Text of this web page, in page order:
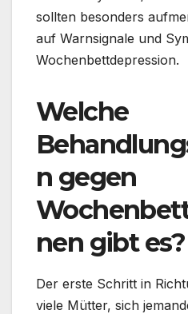
sollten besonders
auf Warnsignale und
Wochenbettdepression.
Welche
n gegen
nen gibt es?
Der erste Schritt in
viele Mütter, sich